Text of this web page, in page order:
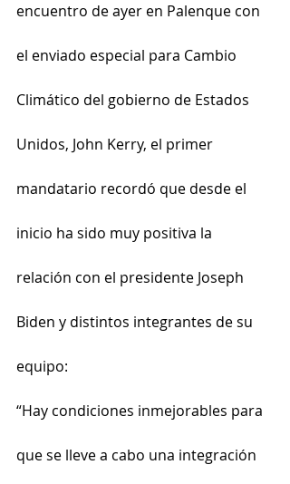
encuentro de ayer en Palenque con
el enviado especial para Cambio
Climático del gobierno de Estados
Unidos, John Kerry, el primer
mandatario recordó que desde el
inicio ha sido muy positiva la
relación con el presidente Joseph
Biden y distintos integrantes de su
equipo:
“Hay condiciones inmejorables para
que se lleve a cabo una integración